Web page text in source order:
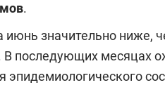
.
июнь значительно ниже,
В последующих месяцах
эпидемиологического